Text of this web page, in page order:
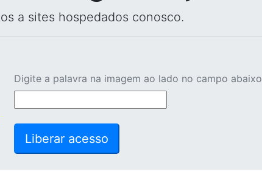
a sites hospedados conosco.
Digite a palavra na imagem ao lado no campo abaixo